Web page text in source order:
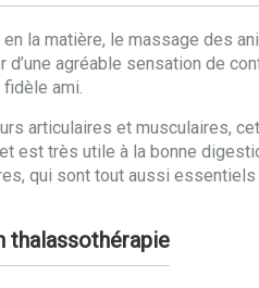
la matière, le massage des
d’une agréable sensation de
ami.
articulaires et musculaires,
est très utile à la bonne
qui sont tout aussi essentiels
thalassothérapie